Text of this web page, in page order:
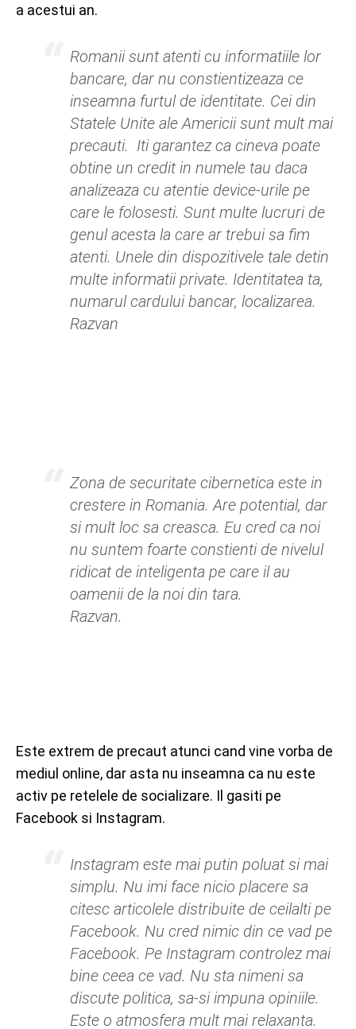
a acestui an.
Romanii sunt atenti cu informatiile lor
bancare, dar nu constientizeaza ce
inseamna furtul de identitate. Cei din
Statele Unite ale Americii sunt mult mai
precauti. Iti garantez ca cineva poate
obtine un credit in numele tau daca
analizeaza cu atentie device-urile pe
care le folosesti. Sunt multe lucruri de
genul acesta la care ar trebui sa fim
atenti. Unele din dispozitivele tale detin
multe informatii private. Identitatea ta,
numarul cardului bancar, localizarea.
Razvan
Zona de securitate cibernetica este in
crestere in Romania. Are potential, dar
si mult loc sa creasca. Eu cred ca noi
nu suntem foarte constienti de nivelul
ridicat de inteligenta pe care il au
oamenii de la noi din tara.
Razvan.
Este extrem de precaut atunci cand vine vorba de
mediul online, dar asta nu inseamna ca nu este
activ pe retelele de socializare. Il gasiti pe
Facebook si Instagram.
Instagram este mai putin poluat si mai
simplu. Nu imi face nicio placere sa
citesc articolele distribuite de ceilalti pe
Facebook. Nu cred nimic din ce vad pe
Facebook. Pe Instagram controlez mai
bine ceea ce vad. Nu sta nimeni sa
discute politica, sa-si impuna opiniile.
Este o atmosfera mult mai relaxanta.